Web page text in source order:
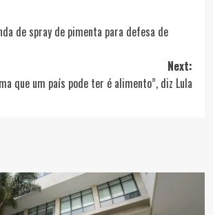
de spray de pimenta para defesa de
Next:
que um país pode ter é alimento”, diz Lula